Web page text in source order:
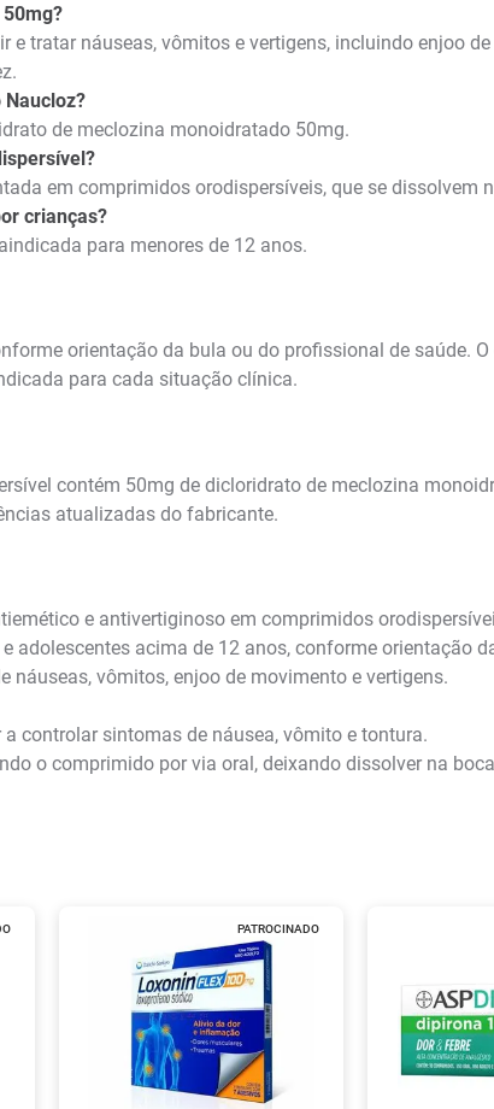
e tratar náuseas, vômitos e vertigens, incluindo enjoo
de meclozina monoidratado 50mg.
em comprimidos orodispersíveis, que se dissolvem
crianças?
para menores de 12 anos.
orientação da bula ou do profissional de saúde.
para cada situação clínica.
contém 50mg de dicloridrato de meclozina
atualizadas do fabricante.
e antivertiginoso em comprimidos
adolescentes acima de 12 anos, conforme orientação
náuseas, vômitos, enjoo de movimento e vertigens.
a controlar sintomas de náusea, vômito e tontura.
o comprimido por via oral, deixando dissolver na
PATROCINADO